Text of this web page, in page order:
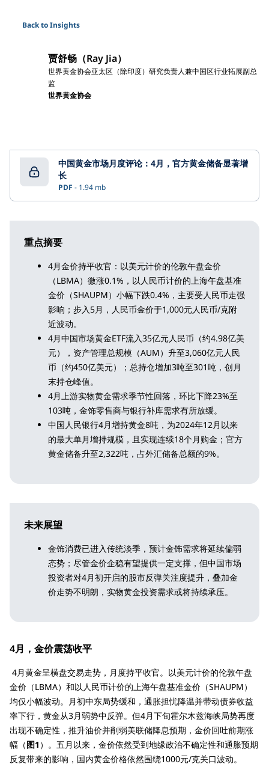
Back to Insights
贾舒畅（Ray Jia）
世界黄金协会亚太区（除印度）研究负责人兼中国区行业拓展副总
监
世界黄金协会
中国黄金市场月度评论：4月，官方黄金储备显著增
长
PDF 1.94 mb
重点摘要
4月金价持平收官：以美元计价的伦敦午盘金价
（LBMA）微涨0.1%，以人民币计价的上海午盘基准
金价（SHAUPM）小幅下跌0.4%，主要受人民币走强
影响；步入5月，人民币金价于1,000元人民币/克附
近波动。
4月中国市场黄金ETF流入35亿元人民币（约4.98亿美
元），资产管理总规模（AUM）升至3,060亿元人民
币（约450亿美元）；总持仓增加3吨至301吨，创月
末持仓峰值。
4月上游实物黄金需求季节性回落，环比下降23%至
103吨，金饰零售商与银行补库需求有所放缓。
中国人民银行4月增持黄金8吨，为2024年12月以来
的最大单月增持规模，且实现连续18个月购金；官方
黄金储备升至2,322吨，占外汇储备总额的9%。
未来展望
金饰消费已进入传统淡季，预计金饰需求将延续偏弱
态势；尽管金价企稳有望提供一定支撑，但中国市场
投资者对4月初开启的股市反弹关注度提升，叠加金
价走势不明朗，实物黄金投资需求或将持续承压。
4月，金价震荡收平
4月黄金呈横盘交易走势，月度持平收官。以美元计价的伦敦午盘
金价（LBMA）和以人民币计价的上海午盘基准金价（SHAUPM）
均仅小幅波动。月初中东局势缓和，通胀担忧降温并带动债券收益
率下行，黄金从3月弱势中反弹。但4月下旬霍尔木兹海峡局势再度
出现不确定性，推升油价并削弱美联储降息预期，金价回吐前期涨
幅（图1 ）。五月以来，金价依然受到地缘政治不确定性和通胀预期
反复带来的影响，国内黄金价格依然围绕1000元/克关口波动。